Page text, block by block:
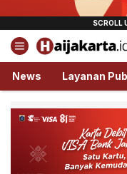
Haijakarta.id
Semua Tentang
News Layanan